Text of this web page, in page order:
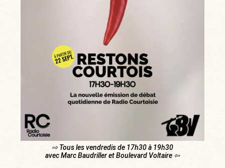
⇨ Tous les vendredis de 17h30 à 19h30
avec Marc Baudriller et Boulevard Voltaire ⇦